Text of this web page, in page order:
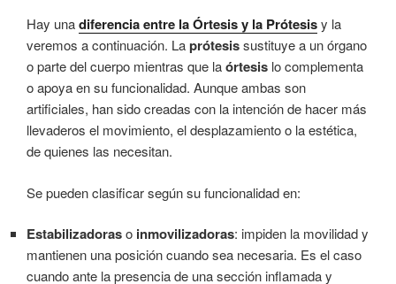
Hay unadiferencia entre la Órtesis y la Prótesisy la
veremos a continuación. Laprótesissustituye a un órgano
o parte del cuerpo mientras que laórtesis lo complementa
o apoya en su funcionalidad. Aunque ambas son
artificiales, han sido creadas con la intención de hacer más
llevaderos el movimiento, el desplazamiento o la estética,
de quienes las necesitan.
Se pueden clasificar según su funcionalidad en:
Estabilizadoraso inmovilizadoras: impiden la movilidad y
mantienen una posición cuando sea necesaria. Es el caso
cuando ante la presencia de una sección inflamada y